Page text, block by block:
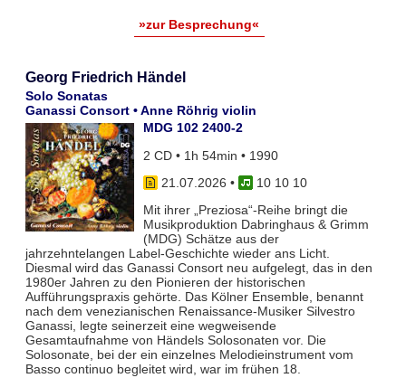
»zur Besprechung«
Georg Friedrich Händel
Solo Sonatas
Ganassi Consort • Anne Röhrig violin
MDG 102 2400-2
2 CD • 1h 54min • 1990
21.07.2026 •
10 10 10
Mit ihrer „Preziosa“-Reihe bringt die
Musikproduktion Dabringhaus & Grimm
(MDG) Schätze aus der
jahrzehntelangen Label-Geschichte wieder ans Licht.
Diesmal wird das Ganassi Consort neu aufgelegt, das in den
1980er Jahren zu den Pionieren der historischen
Aufführungspraxis gehörte. Das Kölner Ensemble, benannt
nach dem venezianischen Renaissance-Musiker Silvestro
Ganassi, legte seinerzeit eine wegweisende
Gesamtaufnahme von Händels Solosonaten vor. Die
Solosonate, bei der ein einzelnes Melodieinstrument vom
Basso continuo begleitet wird, war im frühen 18.